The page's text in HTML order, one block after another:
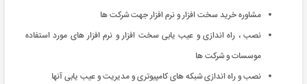
مشاوره خرید سخت افزار و نرم افزار جهت شرکت ها
نصب ، راه اندازی و عیب یابی سخت افزار و نرم افزار های مورد استفاده
موسسات و شرکت ها
نصب و راه اندازی شبکه های کامپیوتری و مدیریت و عیب یابی آنها